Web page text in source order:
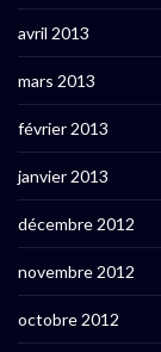
avril 2013
mars 2013
février 2013
janvier 2013
décembre 2012
novembre 2012
octobre 2012